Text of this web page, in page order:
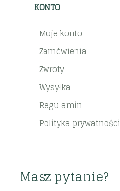
KONTO
Moje konto
Zamówienia
Zwroty
Wysyłka
Regulamin
Polityka prywatności
Masz pytanie?